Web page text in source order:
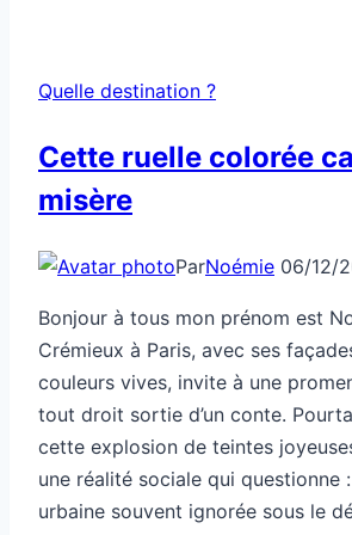
Quelle destination ?
Cette ruelle colorée
misère
ParNoémie 06/12/
Bonjour à tous mon prénom est
Crémieux à Paris, avec ses
couleurs vives, invite à une
tout droit sortie d’un conte.
cette explosion de teintes
une réalité sociale qui questionne
urbaine souvent ignorée sous le